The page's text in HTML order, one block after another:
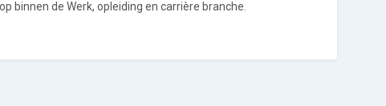
binnen de Werk, opleiding en carrière branche.